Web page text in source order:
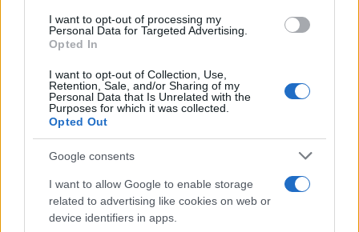
consent section.
I want to opt-out of processing my
Personal Data for Targeted Advertising.
Opted In
I want to opt-out of Collection, Use,
Retention, Sale, and/or Sharing of my
Personal Data that Is Unrelated with the
Purposes for which it was collected.
Opted Out
Google consents
I want to allow Google to enable storage
related to advertising like cookies on web or
device identifiers in apps.
Investieren24
News Hub UK
Lgbtq News
Investeren 24
NL Newz